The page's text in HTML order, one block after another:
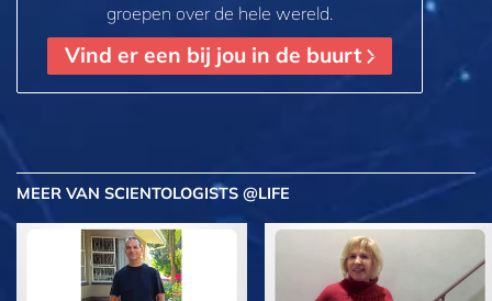
groepen over de hele wereld.
Vind er een bij jou in de buurt
MEER VAN SCIENTOLOGISTS @LIFE